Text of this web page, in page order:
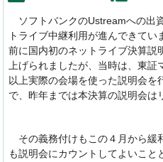
ソフトバンクのUstreamへの出
トライブ中継利用が進んできて
前に国内初のネットライブ決算説
上げられましたが、当時は、東
以上実際の会場を使った説明会
で、昨年までは本決算の説明会は
その義務付けもこの４月から緩
も説明会にカウントしてよいこ